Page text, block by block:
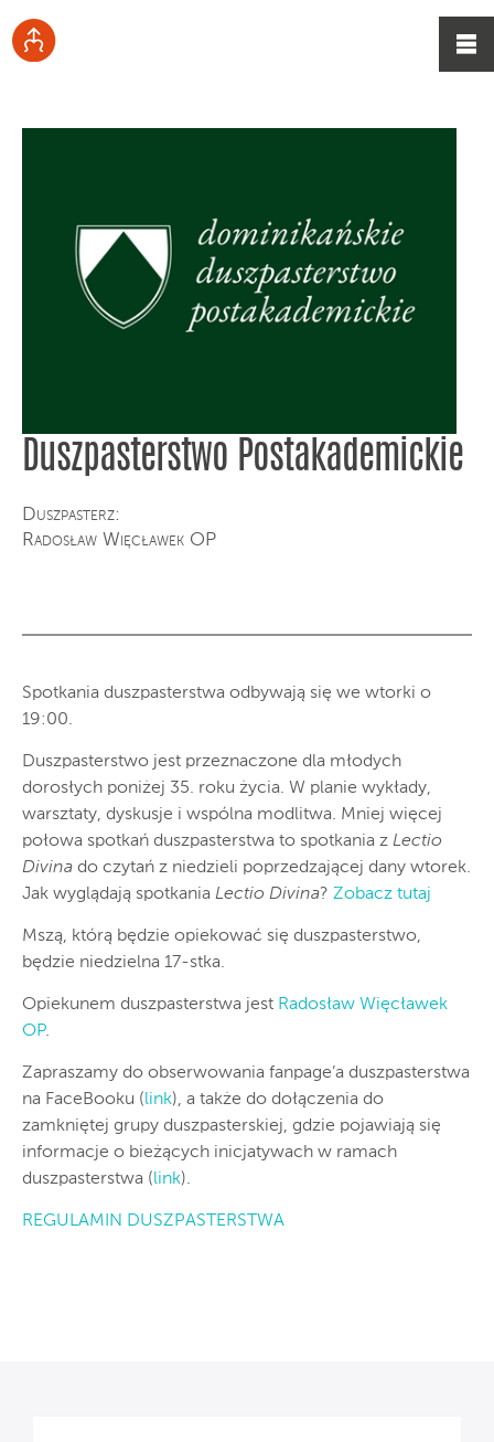
Duszpasterstwo Postakademickie
Duszpasterz:
Radosław Więcławek OP
Spotkania duszpasterstwa odbywają się we wtorki o
19:00.
Duszpasterstwo jest przeznaczone dla młodych
dorosłych poniżej 35. roku życia. W planie wykłady,
warsztaty, dyskusje i wspólna modlitwa. Mniej więcej
połowa spotkań duszpasterstwa to spotkania z Lectio
Divina do czytań z niedzieli poprzedzającej dany wtorek.
Jak wyglądają spotkania Lectio Divina? Zobacz tutaj
Mszą, którą będzie opiekować się duszpasterstwo,
będzie niedzielna 17-stka.
Opiekunem duszpasterstwa jest Radosław Więcławek
OP.
Zapraszamy do obserwowania fanpage’a duszpasterstwa
na FaceBooku (link), a także do dołączenia do
zamkniętej grupy duszpasterskiej, gdzie pojawiają się
informacje o bieżących inicjatywach w ramach
duszpasterstwa (link).
REGULAMIN DUSZPASTERSTWA